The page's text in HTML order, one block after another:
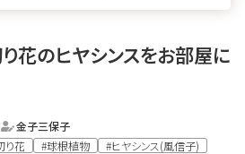
花のヒヤシンスをお部屋に
金子三保子
り花 #球根植物 #ヒヤシンス(風信子)